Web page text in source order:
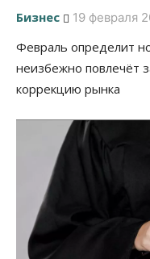
Бизнес 19 февраля
Февраль определит
неизбежно повлечёт
коррекцию рынка